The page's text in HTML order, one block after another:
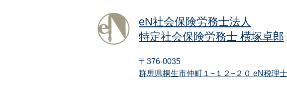
eN社会保険労務士法人
特定社会保険労務士 横塚卓郎
〒376-0035
群馬県桐生市仲町１−１２−２０ eN税理